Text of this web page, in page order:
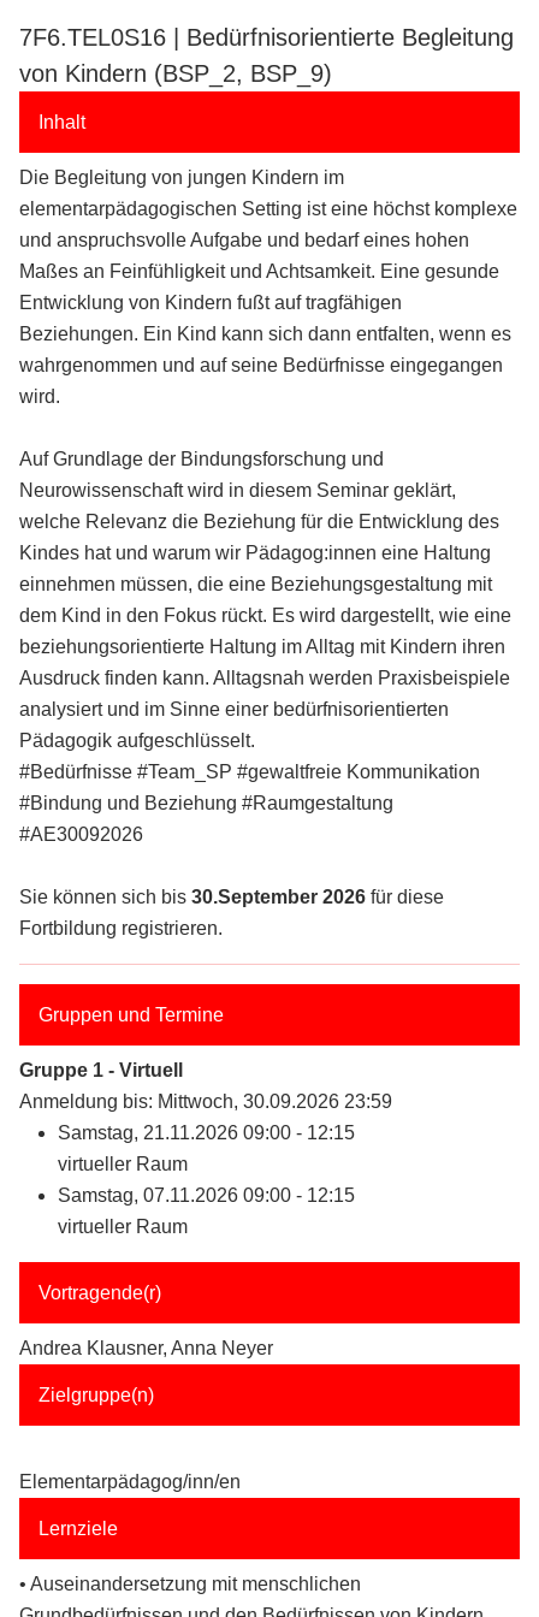
7F6.TEL0S16 | Bedürfnisorientierte Begleitung
von Kindern (BSP_2, BSP_9)
Inhalt
Die Begleitung von jungen Kindern im
elementarpädagogischen Setting ist eine höchst komplexe
und anspruchsvolle Aufgabe und bedarf eines hohen
Maßes an Feinfühligkeit und Achtsamkeit. Eine gesunde
Entwicklung von Kindern fußt auf tragfähigen
Beziehungen. Ein Kind kann sich dann entfalten, wenn es
wahrgenommen und auf seine Bedürfnisse eingegangen
wird.
Auf Grundlage der Bindungsforschung und
Neurowissenschaft wird in diesem Seminar geklärt,
welche Relevanz die Beziehung für die Entwicklung des
Kindes hat und warum wir Pädagog:innen eine Haltung
einnehmen müssen, die eine Beziehungsgestaltung mit
dem Kind in den Fokus rückt. Es wird dargestellt, wie eine
beziehungsorientierte Haltung im Alltag mit Kindern ihren
Ausdruck finden kann. Alltagsnah werden Praxisbeispiele
analysiert und im Sinne einer bedürfnisorientierten
Pädagogik aufgeschlüsselt.
#Bedürfnisse #Team_SP #gewaltfreie Kommunikation
#Bindung und Beziehung #Raumgestaltung
#AE30092026
Sie können sich bis 30.September 2026 für diese
Fortbildung registrieren.
Gruppen und Termine
Gruppe 1 - Virtuell
Anmeldung bis: Mittwoch, 30.09.2026 23:59
Samstag, 21.11.2026 09:00 - 12:15
virtueller Raum
Samstag, 07.11.2026 09:00 - 12:15
virtueller Raum
Vortragende(r)
Andrea Klausner, Anna Neyer
Zielgruppe(n)
Elementarpädagog/inn/en
Lernziele
• Auseinandersetzung mit menschlichen